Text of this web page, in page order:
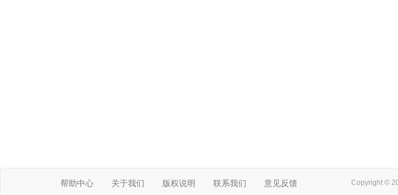
帮助中心 关于我们 版权说明 联系我们 意见反馈 Copyright ©